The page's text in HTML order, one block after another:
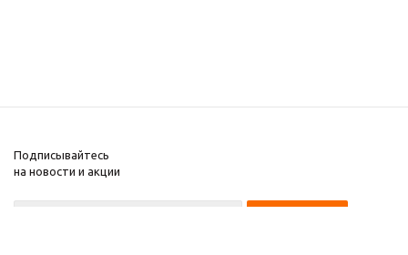
Подписывайтесь
на новости и акции